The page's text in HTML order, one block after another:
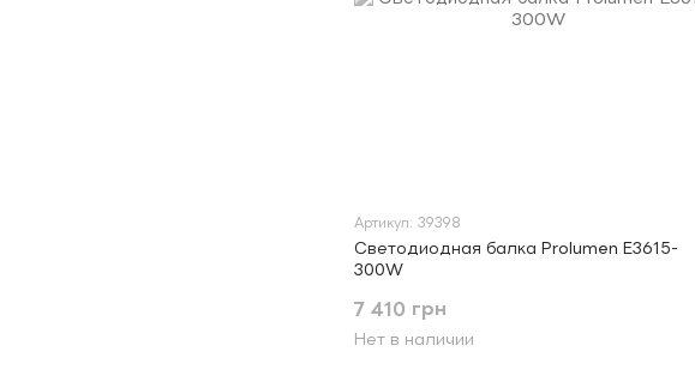
Артикул: 39398
Светодиодная балка Prolumen E3615-
300W
7 410 грн
Нет в наличии